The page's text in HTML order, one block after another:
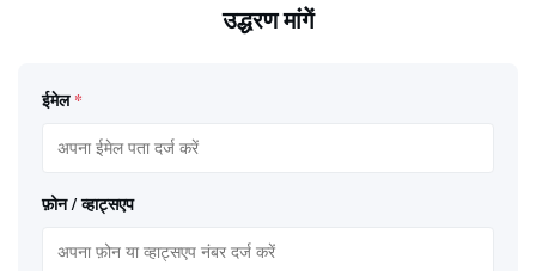
उद्धरण मांगें
ईमेल *
फ़ोन / व्हाट्सएप